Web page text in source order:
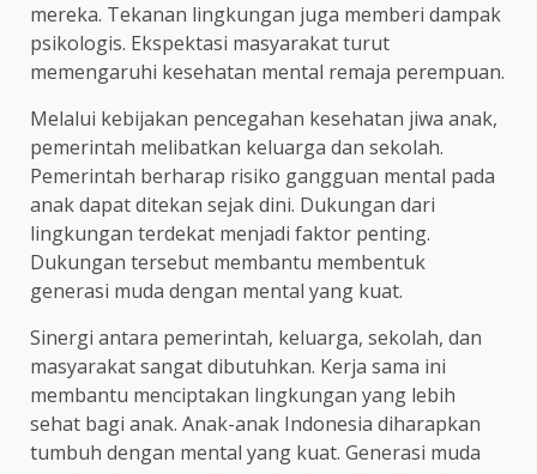
mereka. Tekanan lingkungan juga memberi dampak
psikologis. Ekspektasi masyarakat turut
memengaruhi kesehatan mental remaja perempuan.
Melalui kebijakan pencegahan kesehatan jiwa anak,
pemerintah melibatkan keluarga dan sekolah.
Pemerintah berharap risiko gangguan mental pada
anak dapat ditekan sejak dini. Dukungan dari
lingkungan terdekat menjadi faktor penting.
Dukungan tersebut membantu membentuk
generasi muda dengan mental yang kuat.
Sinergi antara pemerintah, keluarga, sekolah, dan
masyarakat sangat dibutuhkan. Kerja sama ini
membantu menciptakan lingkungan yang lebih
sehat bagi anak. Anak-anak Indonesia diharapkan
tumbuh dengan mental yang kuat. Generasi muda